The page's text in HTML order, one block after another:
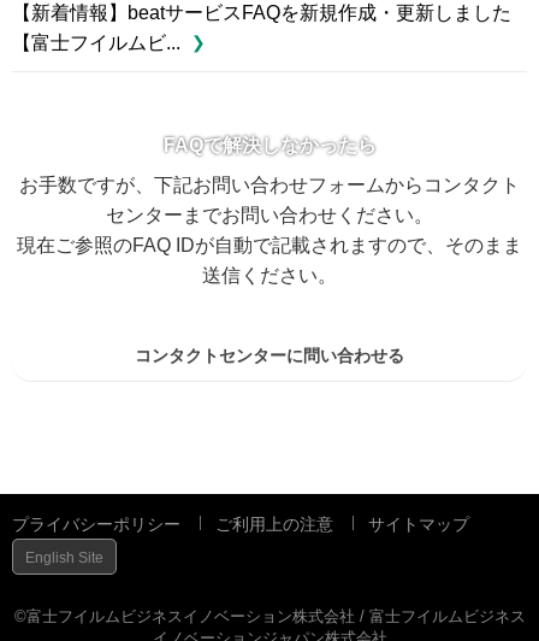
【新着情報】beatサービスFAQを新規作成・更新しました
【富士フイルムビ...
FAQで解決しなかったら
お手数ですが、下記お問い合わせフォームからコンタクト
センターまでお問い合わせください。
現在ご参照のFAQ IDが自動で記載されますので、そのまま
送信ください。
コンタクトセンターに問い合わせる
プライバシーポリシー ご利用上の注意 サイトマップ
English Site
©富士フイルムビジネスイノベーション株式会社 / 富士フイルムビジネス